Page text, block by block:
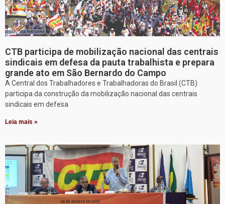
CTB participa de mobilização nacional das centrais
sindicais em defesa da pauta trabalhista e prepara
grande ato em São Bernardo do Campo
A Central dos Trabalhadores e Trabalhadoras do Brasil (CTB)
participa da construção da mobilização nacional das centrais
sindicais em defesa
Leia mais »